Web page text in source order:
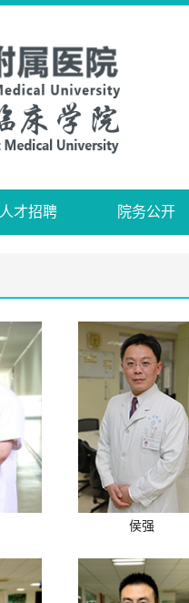
人才招聘 院务公开
侯强